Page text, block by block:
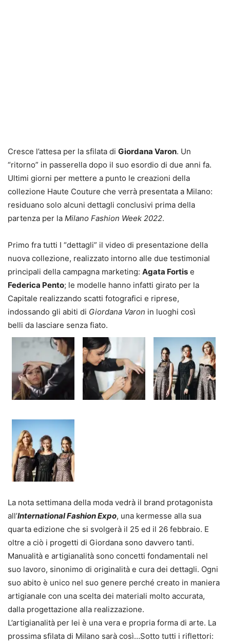
Cresce l’attesa per la sfilata di Giordana Varon. Un
“ritorno” in passerella dopo il suo esordio di due anni fa.
Ultimi giorni per mettere a punto le creazioni della
collezione Haute Couture che verrà presentata a Milano:
residuano solo alcuni dettagli conclusivi prima della
partenza per la Milano Fashion Week 2022.
Primo fra tutti I “dettagli” il video di presentazione della
nuova collezione, realizzato intorno alle due testimonial
principali della campagna marketing: Agata Fortis e
Federica Pento; le modelle hanno infatti girato per la
Capitale realizzando scatti fotografici e riprese,
indossando gli abiti di Giordana Varon in luoghi così
belli da lasciare senza fiato.
La nota settimana della moda vedrà il brand protagonista
all’International Fashion Expo, una kermesse alla sua
quarta edizione che si svolgerà il 25 ed il 26 febbraio. E
oltre a ciò i progetti di Giordana sono davvero tanti.
Manualità e artigianalità sono concetti fondamentali nel
suo lavoro, sinonimo di originalità e cura dei dettagli. Ogni
suo abito è unico nel suo genere perché creato in maniera
artigianale con una scelta dei materiali molto accurata,
dalla progettazione alla realizzazione.
L’artigianalità per lei è una vera e propria forma di arte. La
prossima sfilata di Milano sarà così…Sotto tutti i riflettori: